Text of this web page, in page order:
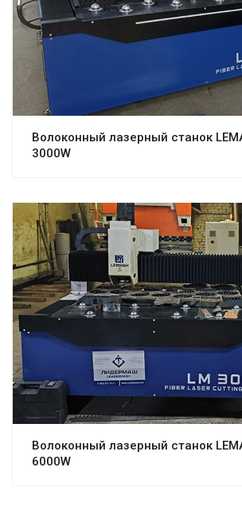
Волоконный лазерный станок
3000W
Волоконный лазерный станок
6000W